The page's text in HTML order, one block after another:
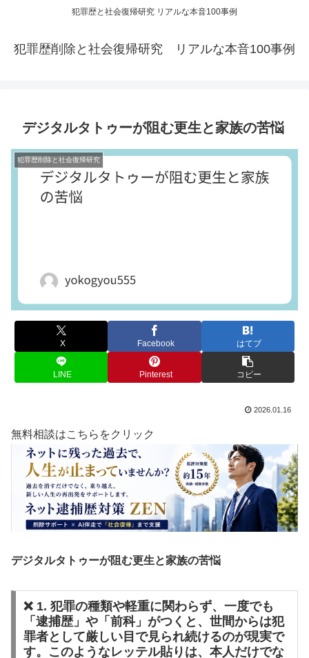
犯罪歴と社会復帰研究 リアルな本音100事例
犯罪歴削除と社会復帰研究 リアルな本音100事例
デジタルタトゥーが阻む更生と家族の苦悩
犯罪歴削除と社会復帰研究
X Facebook はてブ
LINE Pinterest コピー
2026.01.16
無料相談はこちらをクリック
デジタルタトゥーが阻む更生と家族の苦悩
❌ 1. 犯罪の種類や軽重に関わらず、一度でも
「逮捕歴」や「前科」がつくと、世間からは犯
罪者として厳しい目で見られ続けるのが現実で
す。このようなレッテル貼りは、本人だけでな